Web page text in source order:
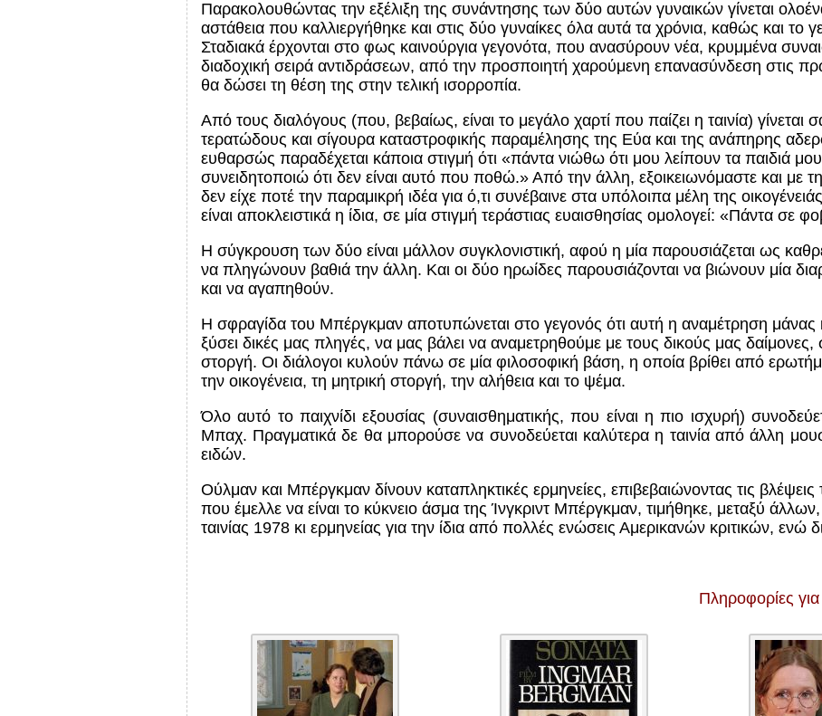
Παρακολουθώντας την εξέλιξη της συνάντησης των δύο αυτών γυναικών γίνεται
αστάθεια που καλλιεργήθηκε και στις δύο γυναίκες όλα αυτά τα χρόνια, καθώς και το
Σταδιακά έρχονται στο φως καινούργια γεγονότα, που ανασύρουν νέα, κρυμμένα
διαδοχική σειρά αντιδράσεων, από την προσποιητή χαρούμενη επανασύνδεση στις
θα δώσει τη θέση της στην τελική ισορροπία.
Από τους διαλόγους (που, βεβαίως, είναι το μεγάλο χαρτί που παίζει η ταινία)
τερατώδους και σίγουρα καταστροφικής παραμέλησης της Εύα και της ανάπηρης
ευθαρσώς παραδέχεται κάποια στιγμή ότι «πάντα νιώθω ότι μου λείπουν τα παιδιά
συνειδητοποιώ ότι δεν είναι αυτό που ποθώ.» Από την άλλη, εξοικειωνόμαστε και με
δεν είχε ποτέ την παραμικρή ιδέα για ό,τι συνέβαινε στα υπόλοιπα μέλη της
είναι αποκλειστικά η ίδια, σε μία στιγμή τεράστιας ευαισθησίας ομολογεί: «Πάντα
Η σύγκρουση των δύο είναι μάλλον συγκλονιστική, αφού η μία παρουσιάζεται ως
να πληγώνουν βαθιά την άλλη. Και οι δύο ηρωίδες παρουσιάζονται να βιώνουν μία
και να αγαπηθούν.
Η σφραγίδα του Μπέργκμαν αποτυπώνεται στο γεγονός ότι αυτή η αναμέτρηση
ξύσει δικές μας πληγές, να μας βάλει να αναμετρηθούμε με τους δικούς μας
στοργή. Οι διάλογοι κυλούν πάνω σε μία φιλοσοφική βάση, η οποία βρίθει από
την οικογένεια, τη μητρική στοργή, την αλήθεια και το ψέμα.
Όλο αυτό το παιχνίδι εξουσίας (συναισθηματικής, που είναι η πιο ισχυρή)
Μπαχ. Πραγματικά δε θα μπορούσε να συνοδεύεται καλύτερα η ταινία από άλλη
ειδών.
Ούλμαν και Μπέργκμαν δίνουν καταπληκτικές ερμηνείες, επιβεβαιώνοντας τις
που έμελλε να είναι το κύκνειο άσμα της Ίνγκριντ Μπέργκμαν, τιμήθηκε, μεταξύ
ταινίας 1978 κι ερμηνείας για την ίδια από πολλές ενώσεις Αμερικανών κριτικών, ενώ
Πληροφορίες